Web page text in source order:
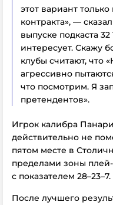
этот вариант
контракта», —
выпуске подкаста 32
интересует. Скажу
клубы считают, что
агрессивно
что посмотрим. Я
претендентов».
Игрок калибра
действительно не
пятом месте в
пределами зоны
с показателем 28–23–7.
После лучшего